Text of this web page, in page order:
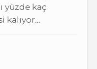
yüzde kaç
kalıyor…